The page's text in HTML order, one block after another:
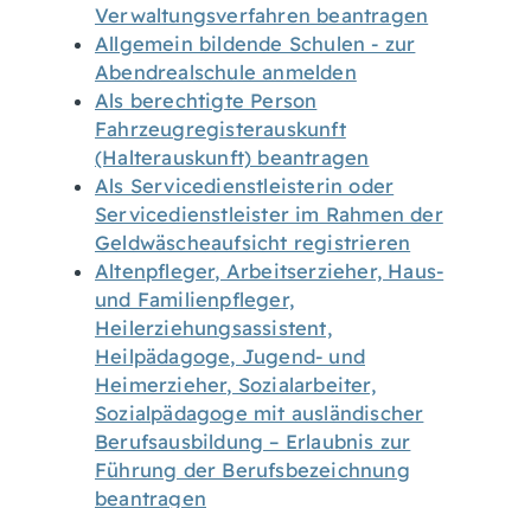
Verwaltungsverfahren beantragen
Allgemein bildende Schulen - zur
Abendrealschule anmelden
Als berechtigte Person
Fahrzeugregisterauskunft
(Halterauskunft) beantragen
Als Servicedienstleisterin oder
Servicedienstleister im Rahmen der
Geldwäscheaufsicht registrieren
Altenpfleger, Arbeitserzieher, Haus-
und Familienpfleger,
Heilerziehungsassistent,
Heilpädagoge, Jugend- und
Heimerzieher, Sozialarbeiter,
Sozialpädagoge mit ausländischer
Berufsausbildung – Erlaubnis zur
Führung der Berufsbezeichnung
beantragen